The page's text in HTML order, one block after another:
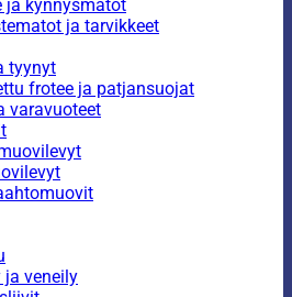
ja kynnysmatot
ja tarvikkeet
tyynyt
frotee ja patjansuojat
varavuoteet
ja veneily